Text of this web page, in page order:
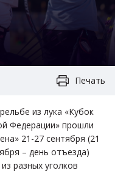
Печать
из лука «Кубок
Федерации» прошли
21-27 сентября (21
– день отъезда)
разных уголков